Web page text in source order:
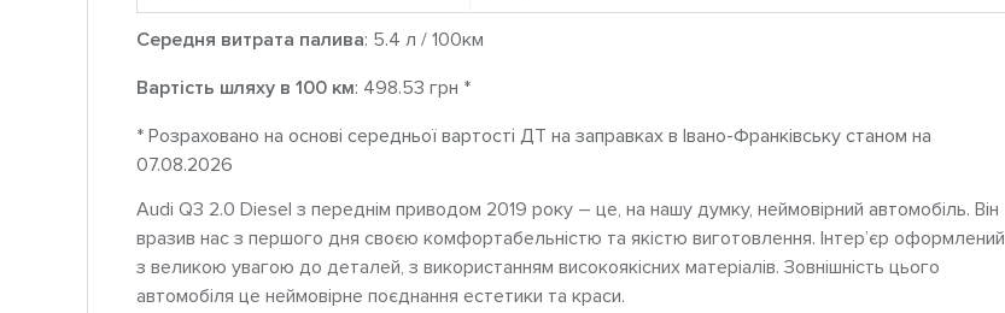
Середня витрата палива: 5.4 л / 100км
Вартість шляху в 100 км: 498.53 грн *
* Розраховано на основі середньої вартості ДТ на заправках в Івано-Франківську станом на
07.08.2026
Audi Q3 2.0 Diesel з переднім приводом 2019 року – це, на нашу думку, неймовірний автомобіль. Він
вразив нас з першого дня своєю комфортабельністю та якістю виготовлення. Інтер’єр оформлений
з великою увагою до деталей, з використанням високоякісних матеріалів. Зовнішність цього
автомобіля це неймовірне поєднання естетики та краси.